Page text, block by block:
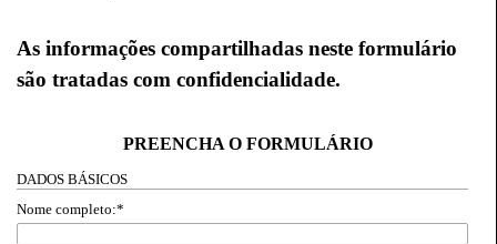
As informações compartilhadas neste formulário
são tratadas com confidencialidade.
PREENCHA O FORMULÁRIO
DADOS BÁSICOS
Nome completo:*